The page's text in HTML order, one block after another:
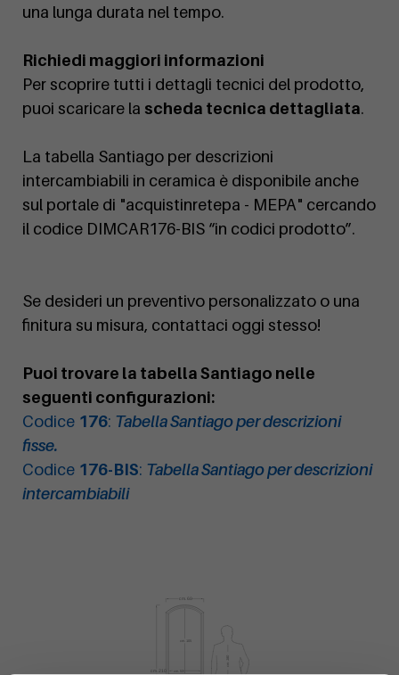
una lunga durata nel tempo.
Richiedi maggiori informazioni
Per scoprire tutti i dettagli tecnici del prodotto,
puoi scaricare la scheda tecnica dettagliata.
La tabella Santiago per descrizioni
intercambiabili in ceramica è disponibile anche
sul portale di "acquistinretepa - MEPA" cercando
il codice DIMCAR176-BIS “in codici prodotto”.
Se desideri un preventivo personalizzato o una
finitura su misura, contattaci oggi stesso!
Puoi trovare la tabella Santiago nelle
seguenti configurazioni:
Codice 176: Tabella Santiago per descrizioni
fisse.
Codice 176-BIS: Tabella Santiago per descrizioni
intercambiabili